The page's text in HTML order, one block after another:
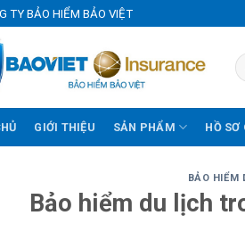
TY BẢO HIỂM BẢO VIỆT
GIỚI THIỆU SẢN PHẨM HỒ SƠ
BẢO HIỂM
Bảo hiểm du lịch